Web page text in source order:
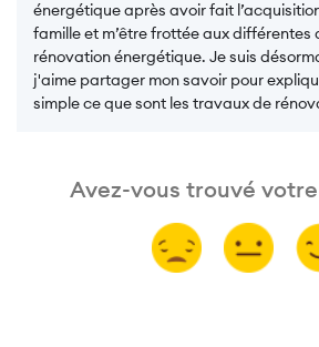
énergétique après avoir fait
famille et m’être frottée aux différentes
rénovation énergétique. Je suis
j'aime partager mon savoir pour
simple ce que sont les travaux de
Avez-vous trouvé